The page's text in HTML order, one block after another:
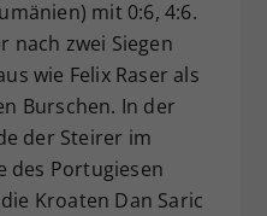
mit 0:6, 4:6.
nach zwei Siegen
wie Felix Raser als
Burschen. In der
der Steirer im
des Portugiesen
Kroaten Dan Saric